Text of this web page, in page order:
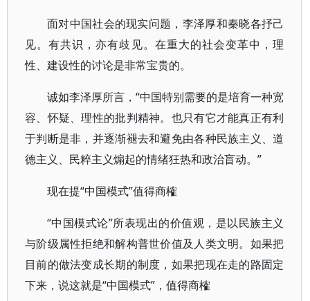
面对中国社会的现实问题，李泽厚和秦晓各抒己
见。有共识，亦有歧见。在重大的社会变革中，理
性、建设性的讨论是非常宝贵的。
诚如李泽厚所言，“中国特别需要的是培育一种宽
容、怀疑、理性的批判精神。也只有它才能真正有利
于判断是非，并逐渐褪去和避免由各种民族主义、道
德主义、民粹主义煽起的情绪狂热和政治盲动。”
现在提“中国模式”值得商榷
“中国模式论”所表现出的价值观，是以民族主义
与阶级属性拒绝和解构普世价值及人类文明。如果把
目前的做法变成长期的制度，如果把现在走的路固定
下来，说这就是“中国模式”，值得商榷